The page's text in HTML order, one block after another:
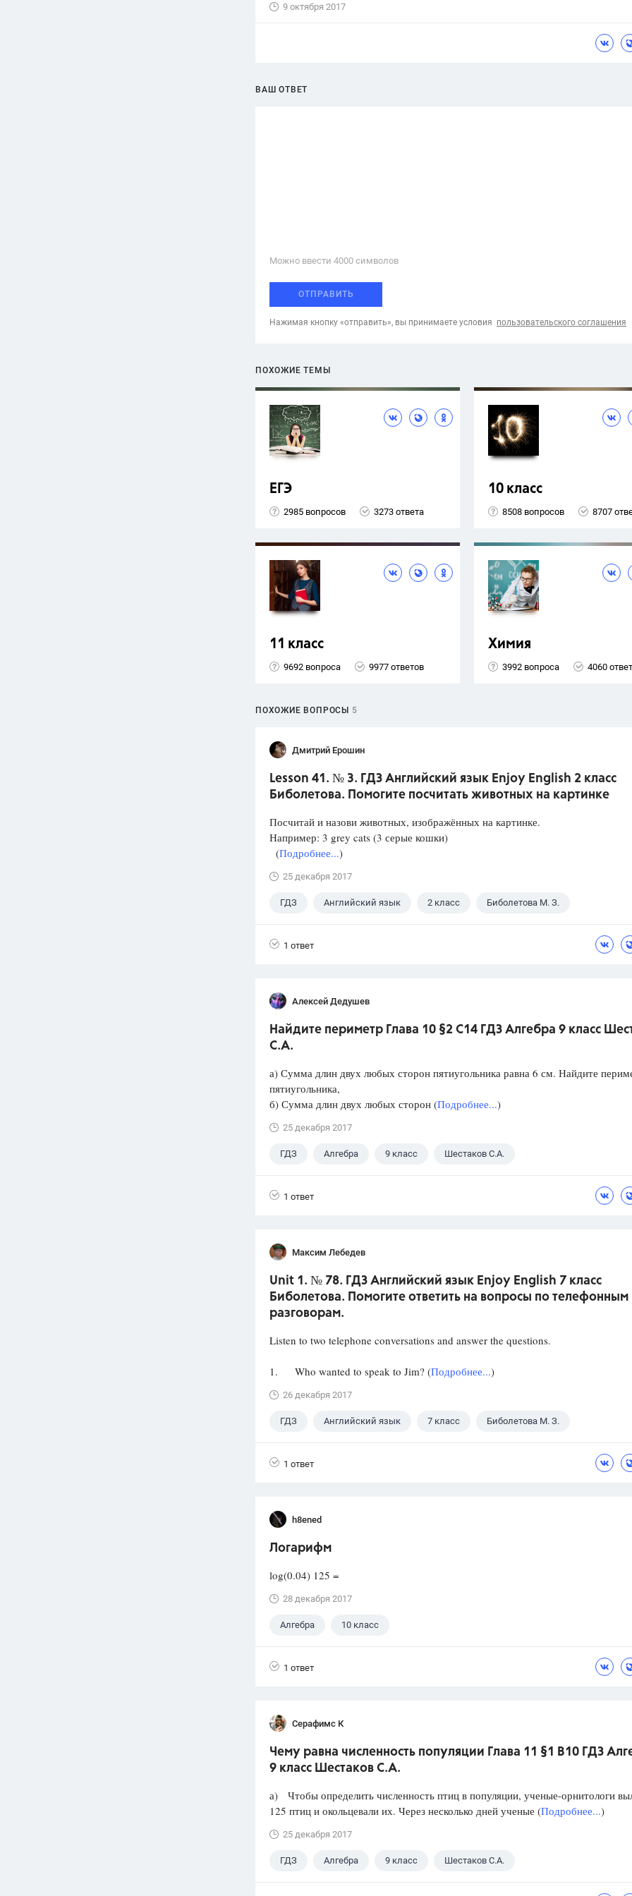
9 октября 2017
ВАШ ОТВЕТ
Можно ввести 4000 cимволов
ОТПРАВИТЬ
Нажимая кнопку «отправить», вы принимаете условия пользовательского соглашения
ПОХОЖИЕ ТЕМЫ
ЕГЭ
2985 вопросов 3273 ответа
10 класс
8508 вопросов 8707
11 класс
9692 вопроса 9977 ответов
Химия
3992 вопроса 4060
ПОХОЖИЕ ВОПРОСЫ 5
Дмитрий Ерошин
Lesson 41. № 3. ГДЗ Английский язык Enjoy English 2 класс
Биболетова. Помогите посчитать животных на картинке
Посчитай и назови животных, изображённых на картинке.
Например: 3 grey cats (3 серые кошки)
(Подробнее...)
25 декабря 2017
ГДЗ Английский язык 2 класс Биболетова М. З.
1 ответ
Алексей Дедушев
Найдите периметр Глава 10 §2 С14 ГДЗ Алгебра 9 класс
С.А.
а) Сумма длин двух любых сторон пятиугольника равна 6 см. Найдите
пятиугольника,
б) Сумма длин двух любых сторон (Подробнее...)
25 декабря 2017
ГДЗ Алгебра 9 класс Шестаков С.А.
1 ответ
Максим Лебедев
Unit 1. № 78. ГДЗ Английский язык Enjoy English 7 класс
Биболетова. Помогите ответить на вопросы по телефонным
разговорам.
Listen to two telephone conversations and answer the questions.
1. Who wanted to speak to Jim? (Подробнее...)
26 декабря 2017
ГДЗ Английский язык 7 класс Биболетова М. З.
1 ответ
h8ened
Логарифм
log(0.04) 125 =
28 декабря 2017
Алгебра 10 класс
1 ответ
Серафимс К
Чему равна численность популяции Глава 11 §1 B10 ГДЗ
9 класс Шестаков С.А.
а) Чтобы определить численность птиц в популяции, ученые-орнитологи
125 птиц и окольцевали их. Через несколько дней ученые (Подробнее...)
25 декабря 2017
ГДЗ Алгебра 9 класс Шестаков С.А.